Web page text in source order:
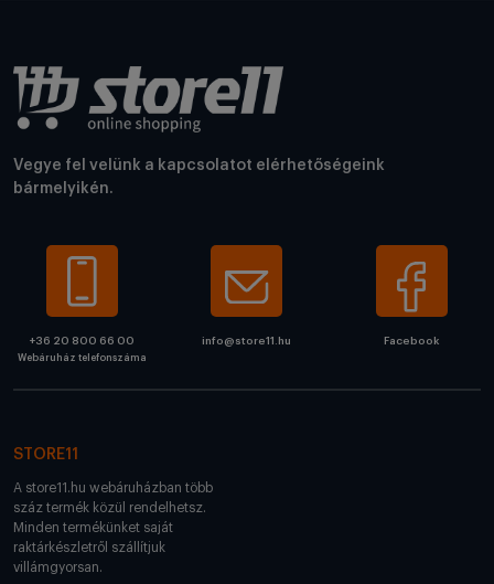
Vegye fel velünk a kapcsolatot elérhetőségeink
bármelyikén.
+36 20 800 66 00
Webáruház telefonszáma
info@store11.hu Facebook
STORE11
A store11.hu webáruházban több
száz termék közül rendelhetsz.
Minden termékünket saját
raktárkészletről szállítjuk
villámgyorsan.